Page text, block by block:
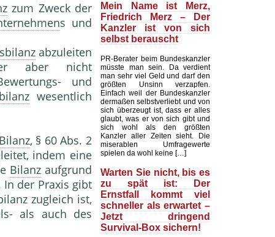
zum Zweck der
s und
abzuleiten
aber nicht
und
wesentlich
Bilanz, § 60 Abs. 2
indem eine
Bilanzaufgrund
der Praxis gibt
zugleich ist,
als auch des
Mein Name ist Merz,
Friedrich Merz – Der
Kanzler ist von sich
selbst berauscht
PR-Berater beim Bundeskanzler
müsste man sein. Da verdient
man sehr viel Geld und darf den
größten Unsinn verzapfen.
Einfach weil der Bundeskanzler
dermaßen selbstverliebt und von
sich überzeugt ist, dass er alles
glaubt, was er von sich gibt und
sich wohl als den größten
Kanzler aller Zeiten sieht. Die
miserablen Umfragewerte
spielen da wohl keine […]
Warten Sie nicht, bis es
zu spät ist: Der
Ernstfall kommt viel
schneller als erwartet –
Jetzt dringend
Survival-Box sichern!